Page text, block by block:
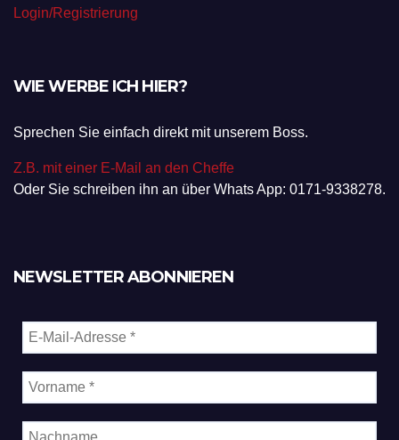
Login/Registrierung
WIE WERBE ICH HIER?
Sprechen Sie einfach direkt mit unserem Boss.
Z.B. mit einer E-Mail an den Cheffe
Oder Sie schreiben ihn an über Whats App: 0171-9338278.
NEWSLETTER ABONNIEREN